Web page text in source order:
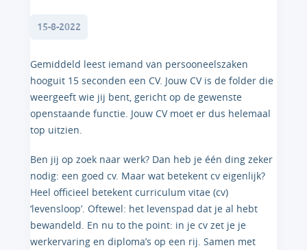
15-8-2022
Gemiddeld leest iemand van persooneelszaken
hooguit 15 seconden een CV. Jouw CV is de folder die
weergeeft wie jij bent, gericht op de gewenste
openstaande functie. Jouw CV moet er dus helemaal
top uitzien.
Ben jij op zoek naar werk? Dan heb je één ding zeker
nodig: een goed cv. Maar wat betekent cv eigenlijk?
Heel officieel betekent curriculum vitae (cv)
‘levensloop’. Oftewel: het levenspad dat je al hebt
bewandeld. En nu to the point: in je cv zet je je
werkervaring en diploma’s op een rij. Samen met